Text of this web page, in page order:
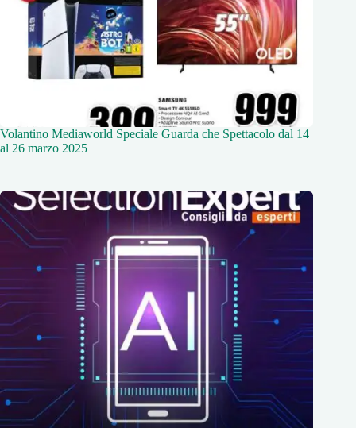
Volantino Mediaworld Speciale Guarda che Spettacolo dal 14
al 26 marzo 2025